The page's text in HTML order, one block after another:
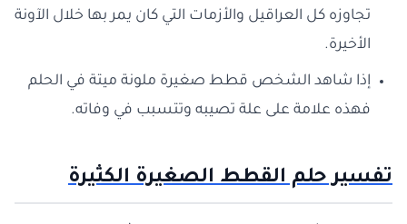
تجاوزه كل العراقيل والأزمات التي كان يمر بها خلال الآونة
الأخيرة.
إذا شاهد الشخص قطط صغيرة ملونة ميتة في الحلم
فهذه علامة على علة تصيبه وتتسبب في وفاته.
تفسير حلم القطط الصغيرة الكثيرة